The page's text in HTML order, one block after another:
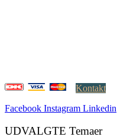
Kontakt
Facebook Instagram Linkedin
UDVALGTE Temaer